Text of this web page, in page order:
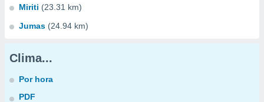
Miriti (23.31 km)
Jumas (24.94 km)
Clima...
Por hora
PDF